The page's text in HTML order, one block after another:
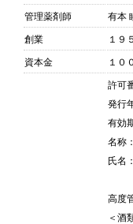
管理薬剤師 有本
創業 １９
資本金 １０
許可
発行
有効
名称
氏名
高度
＜酒